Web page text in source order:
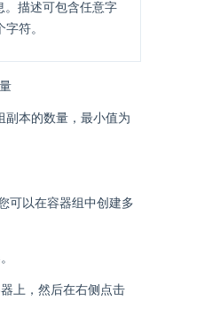
。描述可包含任意字
符。
副本的数量，最小值为
可以在容器组中创建多
上，然后在右侧点击